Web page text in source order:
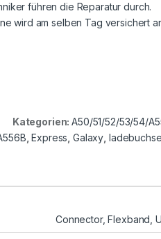
führen die Reparatur durch.
wird am selben Tag versichert
Kategorien:A50/51/52/53/54/
,Express ,Galaxy ladebuchse
Connector, Flexband,